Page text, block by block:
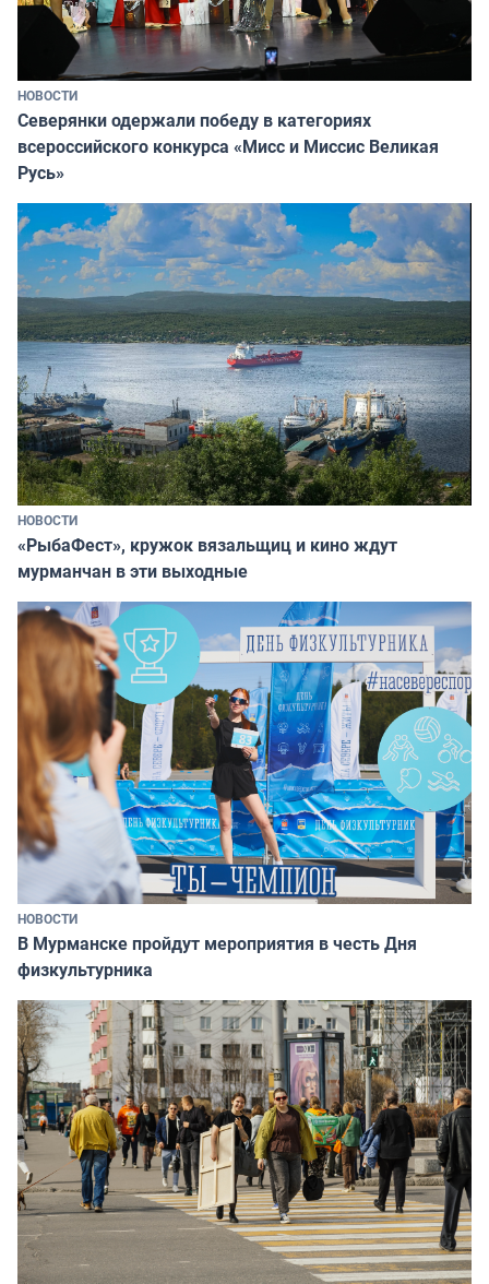
НОВОСТИ
Северянки одержали победу в категориях
всероссийского конкурса «Мисс и Миссис Великая
Русь»
НОВОСТИ
«РыбаФест», кружок вязальщиц и кино ждут
мурманчан в эти выходные
НОВОСТИ
В Мурманске пройдут мероприятия в честь Дня
физкультурника